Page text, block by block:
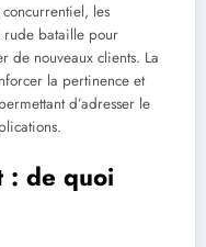
les
rude bataille pour
de nouveaux clients. La
la pertinence et
d’adresser le
: de quoi